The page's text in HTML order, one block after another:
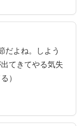
だよね。しよう
てきてやる気失
）